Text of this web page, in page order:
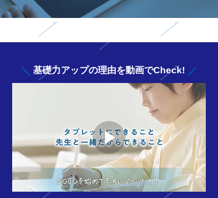
基礎力アップの理由を動画でCheck!